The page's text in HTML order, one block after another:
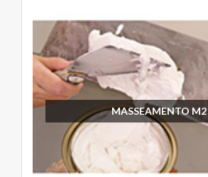
MASSEAMENTO M2